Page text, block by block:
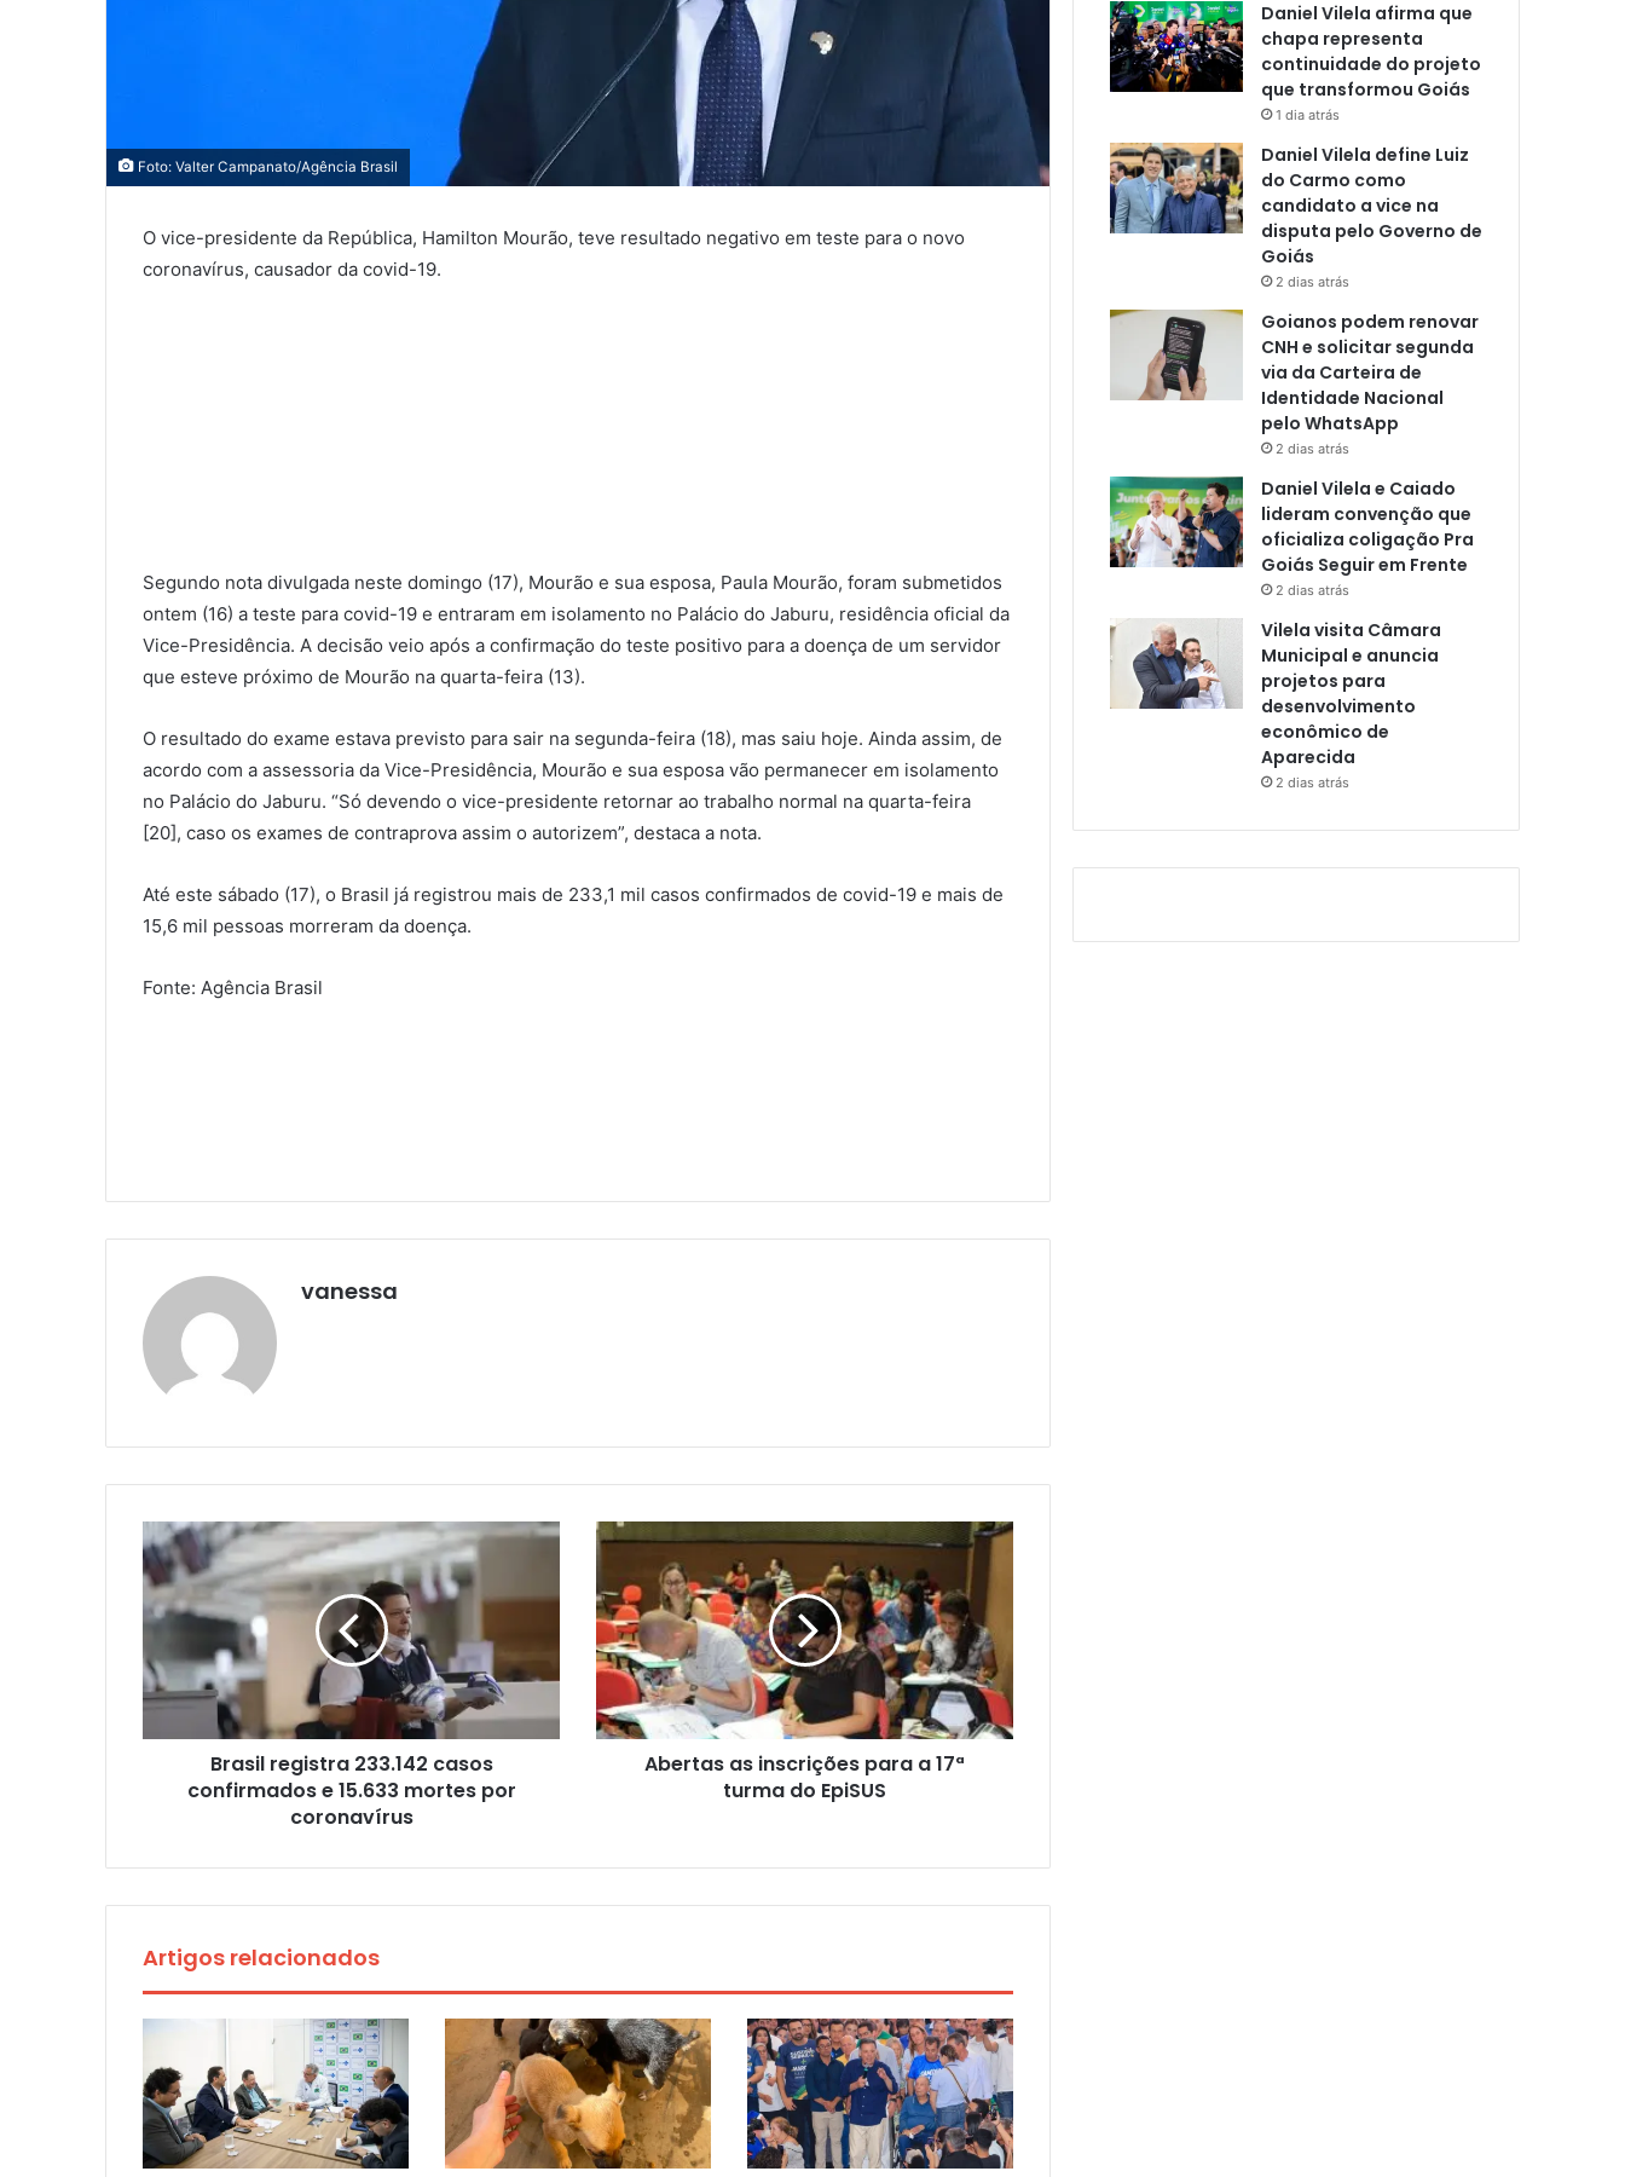
Foto: Valter Campanato/Agência Brasil
O vice-presidente da República, Hamilton Mourão, teve resultado negativo em teste para o novo
coronavírus, causador da covid-19.
Segundo nota divulgada neste domingo (17), Mourão e sua esposa, Paula Mourão, foram submetidos
ontem (16) a teste para covid-19 e entraram em isolamento no Palácio do Jaburu, residência oficial da
Vice-Presidência. A decisão veio após a confirmação do teste positivo para a doença de um servidor
que esteve próximo de Mourão na quarta-feira (13).
O resultado do exame estava previsto para sair na segunda-feira (18), mas saiu hoje. Ainda assim, de
acordo com a assessoria da Vice-Presidência, Mourão e sua esposa vão permanecer em isolamento
no Palácio do Jaburu. “Só devendo o vice-presidente retornar ao trabalho normal na quarta-feira
[20], caso os exames de contraprova assim o autorizem”, destaca a nota.
Até este sábado (17), o Brasil já registrou mais de 233,1 mil casos confirmados de covid-19 e mais de
15,6 mil pessoas morreram da doença.
Fonte: Agência Brasil
vanessa
Brasil registra 233.142 casos
confirmados e 15.633 mortes por
coronavírus
Abertas as inscrições para a 17ª
turma do EpiSUS
Artigos relacionados
Daniel Vilela afirma que
chapa representa
continuidade do projeto
que transformou Goiás
1 dia atrás
Daniel Vilela define Luiz
do Carmo como
candidato a vice na
disputa pelo Governo de
Goiás
2 dias atrás
Goianos podem renovar
CNH e solicitar segunda
via da Carteira de
Identidade Nacional
pelo WhatsApp
2 dias atrás
Daniel Vilela e Caiado
lideram convenção que
oficializa coligação Pra
Goiás Seguir em Frente
2 dias atrás
Vilela visita Câmara
Municipal e anuncia
projetos para
desenvolvimento
econômico de
Aparecida
2 dias atrás